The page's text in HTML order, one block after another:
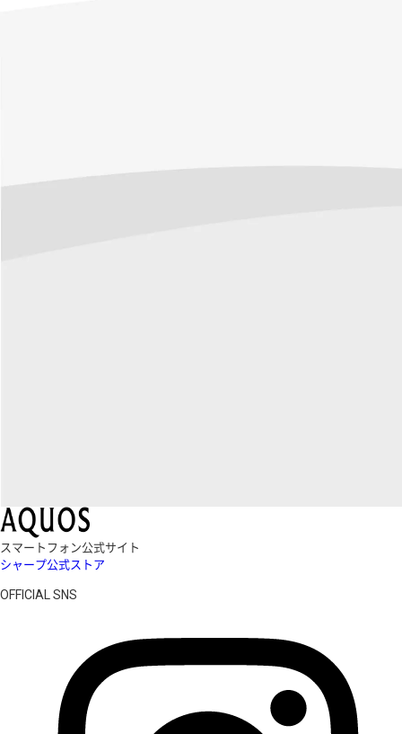
スマートフォン公式サイト
シャープ公式ストア
OFFICIAL SNS